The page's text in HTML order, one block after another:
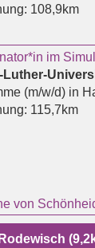
108,9km
Luther-
(m/w/d)in
115,7km
von
Rodewisch